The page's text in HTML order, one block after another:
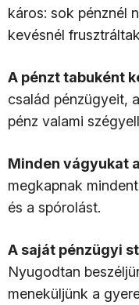
káros: sok pénznél
kevésnél
A pénzt tabuként
család pénzügyeit,
pénz valami
Minden vágyukat
megkapnak
és a spórolást.
A saját pénzügyi
Nyugodtan
meneküljünk a